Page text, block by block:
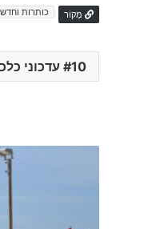
מָקוֹר כותרות
10 עדכוני כלכלה הכי חמים ביום שבת 16 אוגוסט 2025